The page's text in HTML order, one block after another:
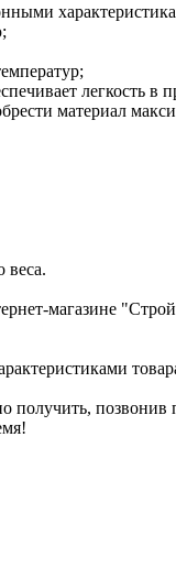
легкость в
материал
веса.
магазине
получить,